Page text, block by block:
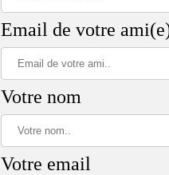
Email de votre
Votre nom
Votre email